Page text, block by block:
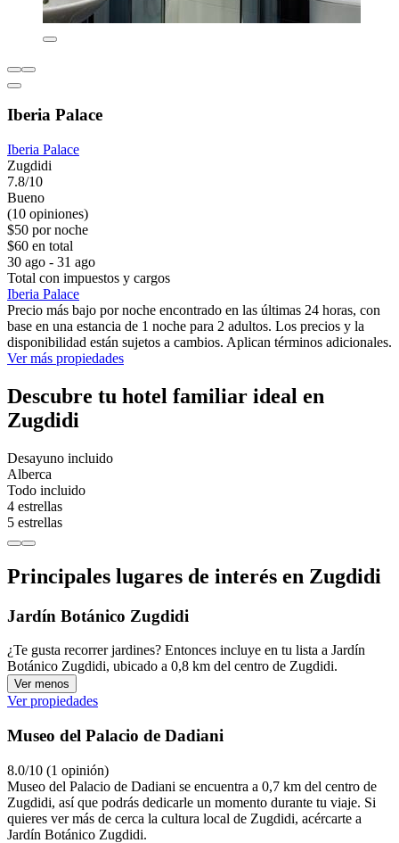
Iberia Palace
Iberia Palace
Zugdidi
7.8/10
Bueno
(10 opiniones)
$50 por noche
$60 en total
30 ago - 31 ago
Total con impuestos y cargos
Iberia Palace
Precio más bajo por noche encontrado en las últimas 24 horas, con
base en una estancia de 1 noche para 2 adultos. Los precios y la
disponibilidad están sujetos a cambios. Aplican términos adicionales.
Ver más propiedades
Descubre tu hotel familiar ideal en
Zugdidi
Desayuno incluido
Alberca
Todo incluido
4 estrellas
5 estrellas
Principales lugares de interés en Zugdidi
Jardín Botánico Zugdidi
¿Te gusta recorrer jardines? Entonces incluye en tu lista a Jardín
Botánico Zugdidi, ubicado a 0,8 km del centro de Zugdidi.
Ver menos
Ver propiedades
Museo del Palacio de Dadiani
8.0/10 (1 opinión)
Museo del Palacio de Dadiani se encuentra a 0,7 km del centro de
Zugdidi, así que podrás dedicarle un momento durante tu viaje. Si
quieres ver más de cerca la cultura local de Zugdidi, acércarte a
Jardín Botánico Zugdidi.